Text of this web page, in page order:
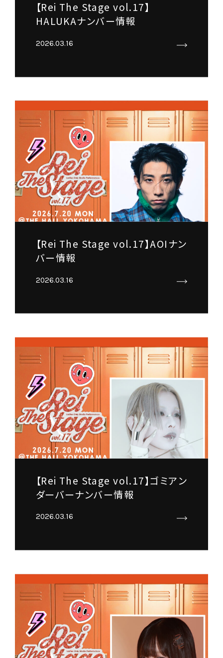
【Rei The Stage vol.17】
HALUKAナンバー情報
2026.03.16
【Rei The Stage vol.17】AOIナン
バー情報
2026.03.16
【Rei The Stage vol.17】ゴミアン
ダーバーナンバー情報
2026.03.16